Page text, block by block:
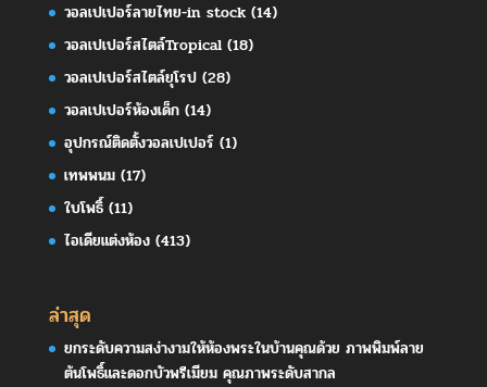
วอลเปเปอร์ลายไทย-in stock(14)
วอลเปเปอร์สไตล์Tropical(18)
วอลเปเปอร์สไตล์ยุโรป(28)
วอลเปเปอร์ห้องเด็ก(14)
อุปกรณ์ติดตั้งวอลเปเปอร์ (1)
เทพพนม(17)
ใบโพธิ์(11)
ไอเดียแต่งห้อง(413)
ล่าสุด
ยกระดับความสง่างามให้ห้องพระในบ้านคุณด้วย ภาพพิมพ์ลาย
ต้นโพธิ์และดอกบัวพรีเมียม คุณภาพระดับสากล